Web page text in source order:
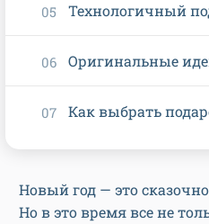
Новый год — это
Но в это время все не
Технологичный
Оригинальные
Как выбрать